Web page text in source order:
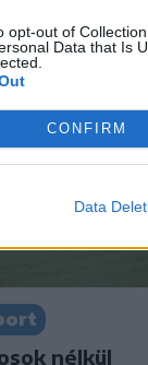
opt-out of
Data that Is
CONFIRM
Data
nélkül